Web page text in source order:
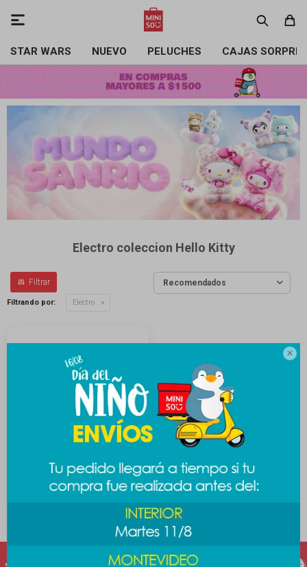

STAR WARS NUEVO PELUCHES CAJAS

Electro coleccion Hello Kitty
Recomendados
Filtrando por: Electro
Veladora Sanrio -